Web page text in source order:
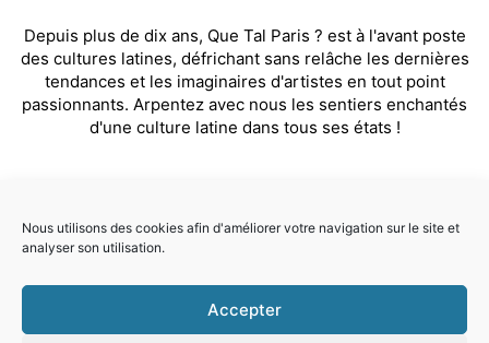
Depuis plus de dix ans, Que Tal Paris ? est à l'avant poste
des cultures latines, défrichant sans relâche les dernières
tendances et les imaginaires d'artistes en tout point
passionnants. Arpentez avec nous les sentiers enchantés
d'une culture latine dans tous ses états !
Nous utilisons des cookies afin d'améliorer votre navigation sur le site et
analyser son utilisation.
Accepter